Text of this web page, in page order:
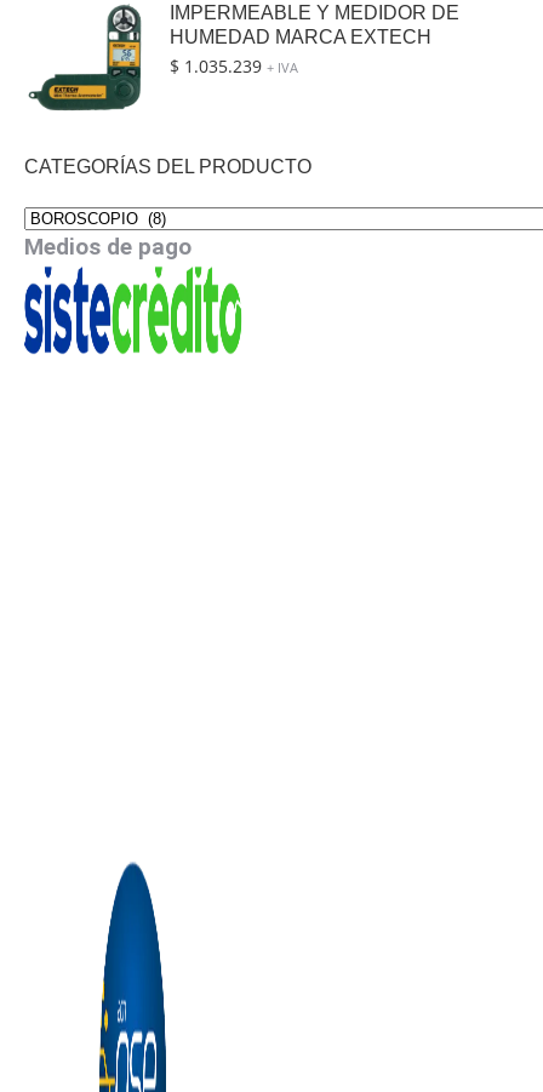
IMPERMEABLE Y MEDIDOR DE
HUMEDAD MARCA EXTECH
$ 1.035.239 + IVA
CATEGORÍAS DEL PRODUCTO
Medios de pago